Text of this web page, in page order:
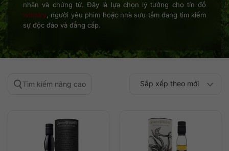
nhãn và chứng từ. Đây là lựa chọn lý tưởng cho tín đồ
whisky, người yêu phim hoặc nhà sưu tầm đang tìm kiếm
sự độc đáo và đẳng cấp.
Tìm kiếm nâng cao Sắp xếp theo
độ phổ biến
Sắp xếp theo mới
thấp đến cao
cao đến thấp